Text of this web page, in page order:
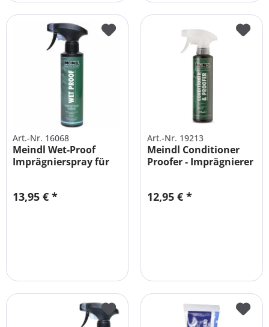
Art.-Nr. 16068
Meindl Wet-Proof
Imprägnierspray für
13,95 € *
Art.-Nr. 19213
Meindl Conditioner
Proofer - Imprägnierer
12,95 € *